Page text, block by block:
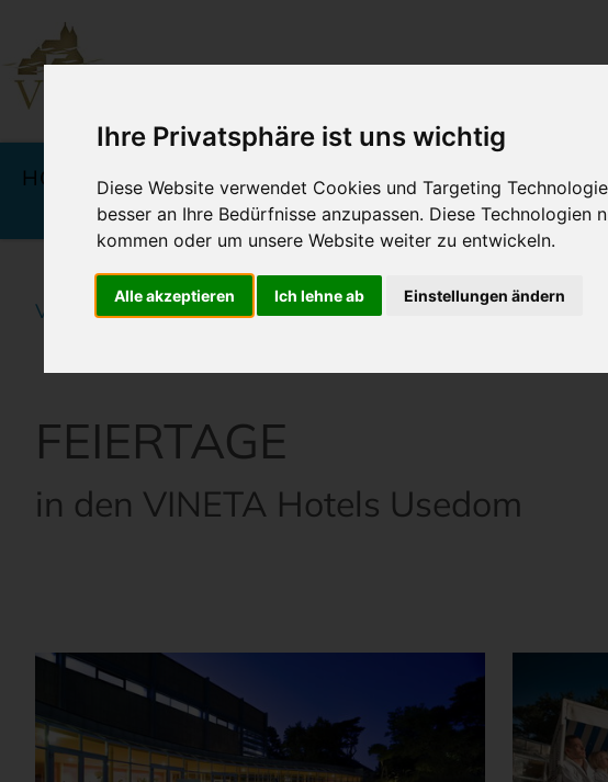
Ihre Privatsphäre ist uns wichtig
Diese Website verwendet Cookies und Targeting
besser an Ihre Bedürfnisse anzupassen. Diese
kommen oder um unsere Website weiter zu entwickeln.
Alle akzeptieren Ich lehne ab Einstellungen ändern
Navigation
HOTELS
ANGEBOTE &
PREISE
KULINARIK -
Vineta Hotels Usedom Home Angebote & Preise
FEIERTAGE
in den VINETA Hotels Usedom